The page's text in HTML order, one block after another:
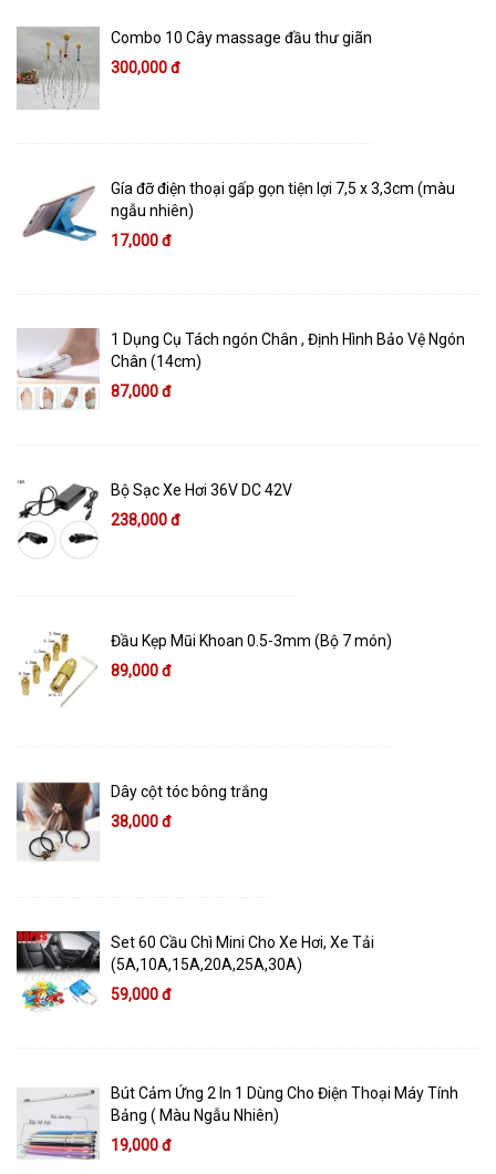
Combo 10 Cây massage đầu thư giãn
300,000 đ
Gía đỡ điện thoại gấp gọn tiện lợi 7,5 x 3,3cm (màu
ngẫu nhiên)
17,000 đ
1 Dụng Cụ Tách ngón Chân , Định Hình Bảo Vệ Ngón
Chân (14cm)
87,000 đ
Bộ Sạc Xe Hơi 36V DC 42V
238,000 đ
Đầu Kẹp Mũi Khoan 0.5-3mm (Bộ 7 món)
89,000 đ
Dây cột tóc bông trắng
38,000 đ
Set 60 Cầu Chì Mini Cho Xe Hơi, Xe Tải
(5A,10A,15A,20A,25A,30A)
59,000 đ
Bút Cảm Ứng 2 In 1 Dùng Cho Điện Thoại Máy Tính
Bảng ( Màu Ngẫu Nhiên)
19,000 đ